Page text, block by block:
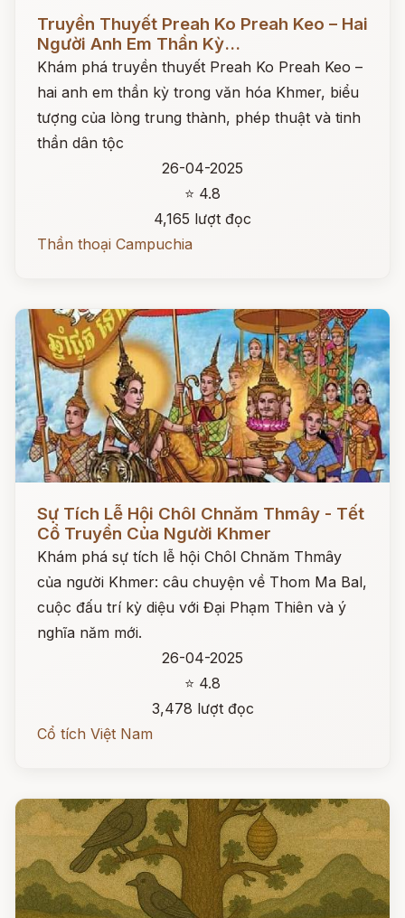
Đọc ngay
Truyền Thuyết Preah Ko Preah Keo – Hai
Người Anh Em Thần Kỳ...
Khám phá truyền thuyết Preah Ko Preah Keo –
hai anh em thần kỳ trong văn hóa Khmer, biểu
tượng của lòng trung thành, phép thuật và tinh
thần dân tộc
26-04-2025
⭐ 4.8
4,165 lượt đọc
Thần thoại Campuchia
Sự Tích Lễ Hội Chôl Chnăm Thmây - Tết
Cổ Truyền Của Người Khmer
Khám phá sự tích lễ hội Chôl Chnăm Thmây
của người Khmer: câu chuyện về Thom Ma Bal,
cuộc đấu trí kỳ diệu với Đại Phạm Thiên và ý
nghĩa năm mới.
26-04-2025
⭐ 4.8
3,478 lượt đọc
Cổ tích Việt Nam